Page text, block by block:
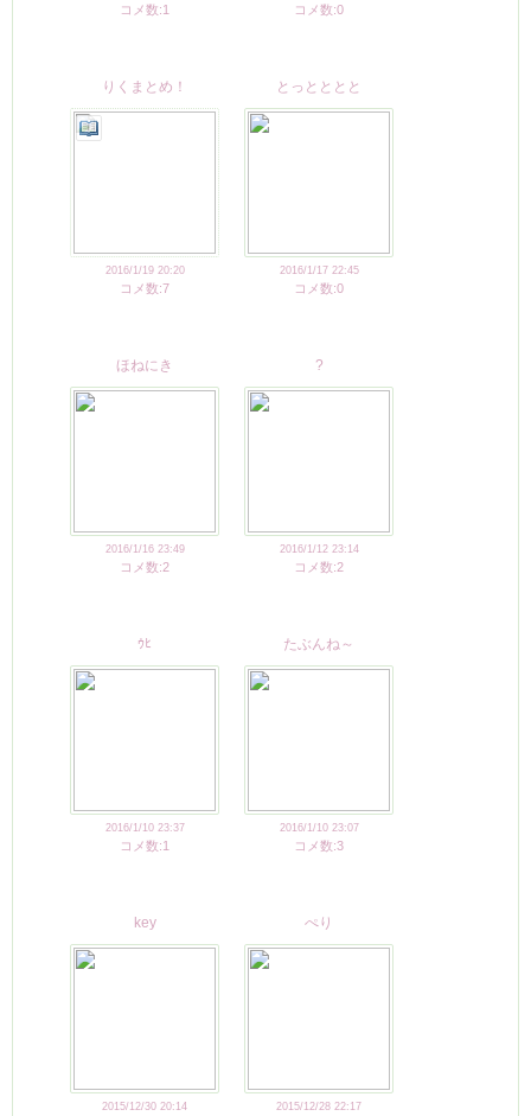
コメ数:1 コメ数:0
りくまとめ！
2016/1/19 20:20
コメ数:7
とっとととと
2016/1/17 22:45
コメ数:0
ほねにき
2016/1/16 23:49
コメ数:2
?
2016/1/12 23:14
コメ数:2
ｳﾋ
2016/1/10 23:37
コメ数:1
たぶんね～
2016/1/10 23:07
コメ数:3
key
2015/12/30 20:14
ぺり
2015/12/28 22:17